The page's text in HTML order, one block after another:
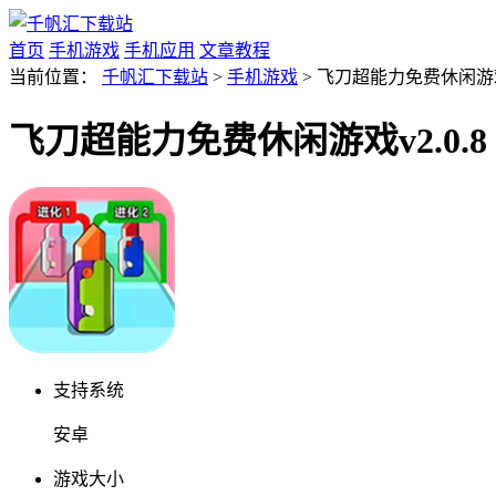
首页 手机游戏 手机应用 文章教程
当前位置： 千帆汇下载站 > 手机游戏 > 飞刀超能力免费休闲
飞刀超能力免费休闲游戏
支持系统
安卓
游戏大小